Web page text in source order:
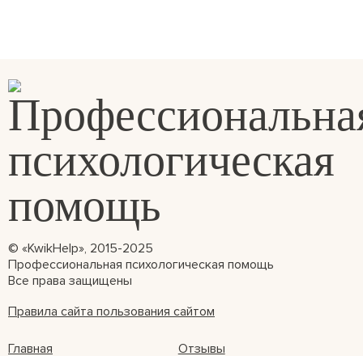
© «KwikHelp», 2015-2025
Профессиональная психологическая помощь
Все права защищены
Правила сайта пользования сайтом
Главная Отзывы